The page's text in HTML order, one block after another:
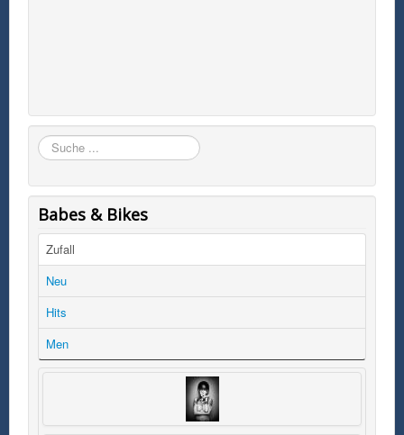
Suchen
Babes & Bikes
Zufall
Neu
Hits
Men